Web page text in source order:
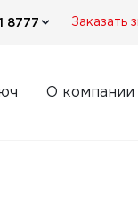
8777 Заказать
О компании